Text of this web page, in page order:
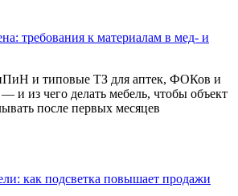
требования к материалам в мед‑ и
и типовые ТЗ для аптек, ФОКов и
и из чего делать мебель, чтобы объект
после первых месяцев
как подсветка повышает продажи